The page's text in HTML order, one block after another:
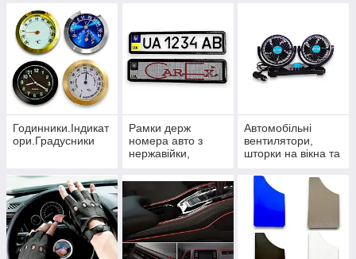
Годинники.Індикат
ори.Градусники
Рамки держ
номера авто з
нержавійки,
силіконові
Автомобільні
вентилятори,
шторки на вікна та